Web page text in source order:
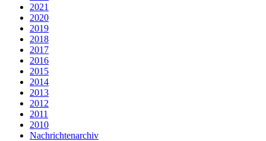
2021
2020
2019
2018
2017
2016
2015
2014
2013
2012
2011
2010
Nachrichtenarchiv